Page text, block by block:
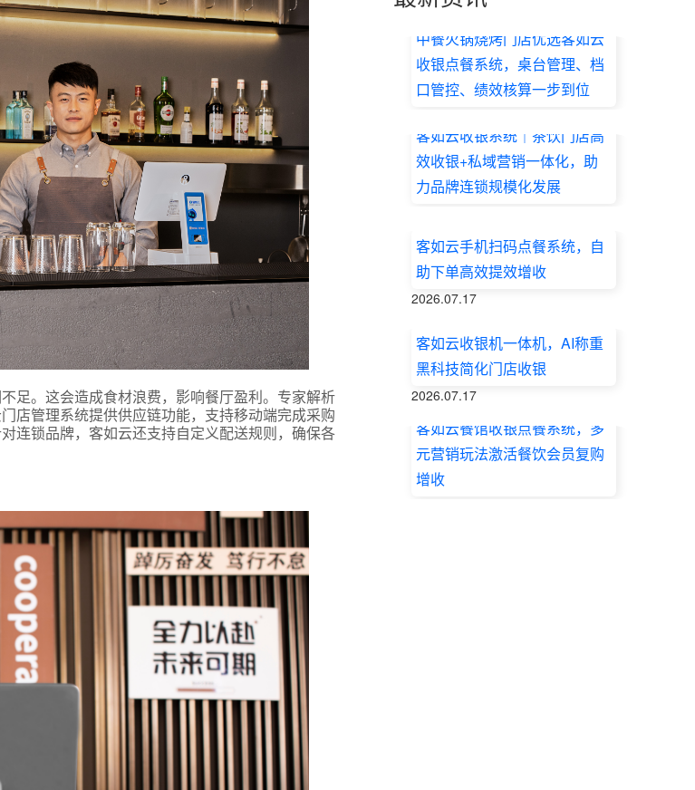
足。这会造成食材浪费，影响餐厅盈利。专家解析
店管理系统提供供应链功能，支持移动端完成采购
连锁品牌，客如云还支持自定义配送规则，确保各
中餐火锅烧烤门店优选客如云
收银点餐系统，桌台管理、档
口管控、绩效核算一步到位
客如云收银系统｜茶饮门店高
效收银+私域营销一体化，助
力品牌连锁规模化发展
客如云手机扫码点餐系统，自
助下单高效提效增收
2026.07.17
客如云收银机一体机，AI称重
黑科技简化门店收银
2026.07.17
客如云餐馆收银点餐系统，多
元营销玩法激活餐饮会员复购
增收
预约试用
是老客户，了解最新优惠